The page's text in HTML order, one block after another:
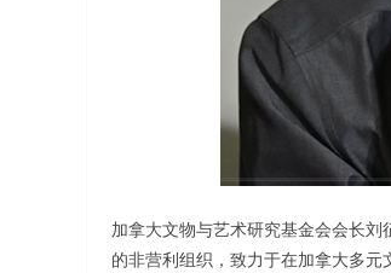
加拿大文物与艺术研究基金会会长
的非营利组织，致力于在加拿大多